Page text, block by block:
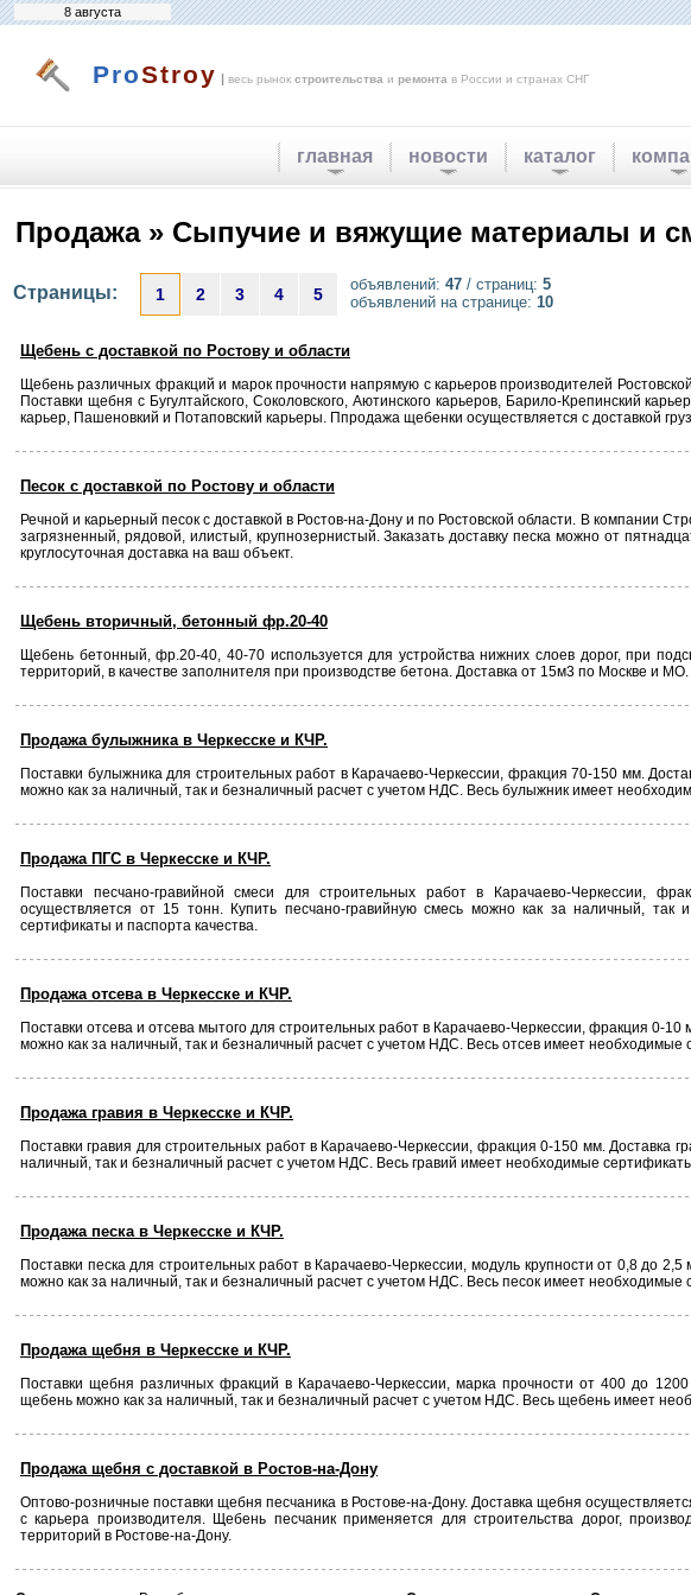
8 августа
ProStroy | весь рынок строительства и ремонта в России и странах СНГ
главная новости каталог
Продажа » Сыпучие и вяжущие материалы и
Страницы: 1 2 3 4 5
объявлений: 47 / страниц: 5
объявлений на странице: 10
Щебень с доставкой по Ростову и области
Щебень различных фракций и марок прочности напрямую с карьеров производителей
Поставки щебня с Бугултайского, Соколовского, Аютинского карьеров, Барило-Крепинский
карьер, Пашеновкий и Потаповский карьеры. Ппродажа щебенки осуществляется с доставкой
Песок с доставкой по Ростову и области
Речной и карьерный песок с доставкой в Ростов-на-Дону и по Ростовской области. В компании
загрязненный, рядовой, илистый, крупнозернистый. Заказать доставку песка можно от
круглосуточная доставка на ваш объект.
Щебень вторичный, бетонный фр.20-40
Щебень бетонный, фр.20-40, 40-70 используется для устройства нижних слоев дорог, при
территорий, в качестве заполнителя при производстве бетона. Доставка от 15м3 по Москве и МО.
Продажа булыжника в Черкесске и КЧР.
Поставки булыжника для строительных работ в Карачаево-Черкессии, фракция 70-150 мм.
можно как за наличный, так и безналичный расчет с учетом НДС. Весь булыжник имеет
Продажа ПГС в Черкесске и КЧР.
Поставки песчано-гравийной смеси для строительных работ в Карачаево-Черкессии,
осуществляется от 15 тонн. Купить песчано-гравийную смесь можно как за наличный,
сертификаты и паспорта качества.
Продажа отсева в Черкесске и КЧР.
Поставки отсева и отсева мытого для строительных работ в Карачаево-Черкессии, фракция 0-10
можно как за наличный, так и безналичный расчет с учетом НДС. Весь отсев имеет необходимые
Продажа гравия в Черкесске и КЧР.
Поставки гравия для строительных работ в Карачаево-Черкессии, фракция 0-150 мм. Доставка
наличный, так и безналичный расчет с учетом НДС. Весь гравий имеет необходимые
Продажа песка в Черкесске и КЧР.
Поставки песка для строительных работ в Карачаево-Черкессии, модуль крупности от 0,8 до
можно как за наличный, так и безналичный расчет с учетом НДС. Весь песок имеет необходимые
Продажа щебня в Черкесске и КЧР.
Поставки щебня различных фракций в Карачаево-Черкессии, марка прочности от 400 до
щебень можно как за наличный, так и безналичный расчет с учетом НДС. Весь щебень имеет
Продажа щебня с доставкой в Ростов-на-Дону
Оптово-розничные поставки щебня песчаника в Ростове-на-Дону. Доставка щебня
с карьера производителя. Щебень песчаник применяется для строительства дорог,
территорий в Ростове-на-Дону.